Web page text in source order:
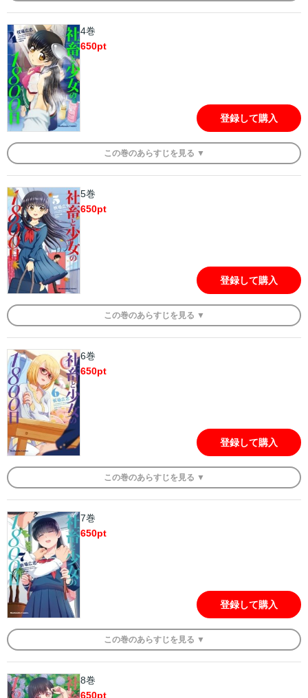
4巻
650pt
登録して購入
この巻のあらすじを 見る ▼
5巻
650pt
登録して購入
この巻のあらすじを 見る ▼
6巻
650pt
登録して購入
この巻のあらすじを 見る ▼
7巻
650pt
登録して購入
この巻のあらすじを 見る ▼
8巻
650pt